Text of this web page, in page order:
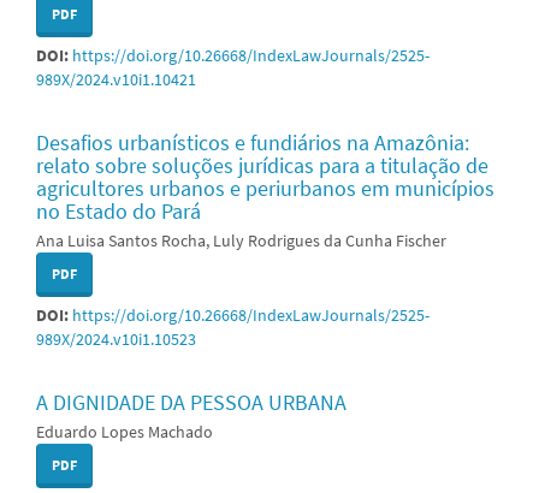
PDF
DOI: https://doi.org/10.26668/IndexLawJournals/2525-
989X/2024.v10i1.10421
Desafios urbanísticos e fundiários na Amazônia:
relato sobre soluções jurídicas para a titulação de
agricultores urbanos e periurbanos em municípios
no Estado do Pará
Ana Luisa Santos Rocha, Luly Rodrigues da Cunha Fischer
PDF
DOI: https://doi.org/10.26668/IndexLawJournals/2525-
989X/2024.v10i1.10523
A DIGNIDADE DA PESSOA URBANA
Eduardo Lopes Machado
PDF